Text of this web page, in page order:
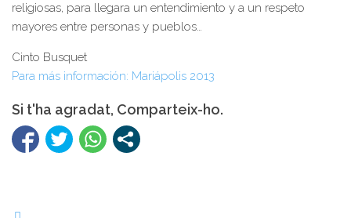
religiosas, para llegara un entendimiento y a un respeto
mayores entre personas y pueblos…
Cinto Busquet
Para más información: Mariápolis 2013
Si t'ha agradat, Comparteix-ho.